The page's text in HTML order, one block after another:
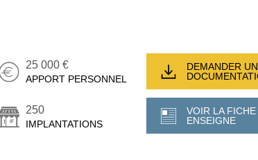
25 000 €
APPORT PERSONNEL
250
IMPLANTATIONS
DEMANDER
VOIR LA FICHE
ENSEIGNE